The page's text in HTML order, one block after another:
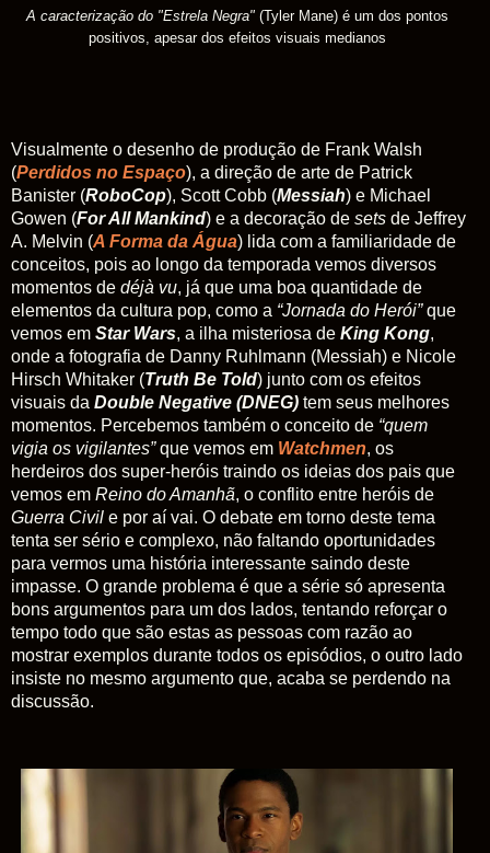
A caracterização do "Estrela Negra"(Tyler Mane) é um dos pontos
positivos, apesar dos efeitos visuais medianos
Visualmente o desenho de produção de Frank Walsh
(Perdidos no Espaço), a direção de arte de Patrick
Banister (RoboCop), Scott Cobb (Messiah) e Michael
Gowen (For All Mankind) e a decoração de sets de Jeffrey
A. Melvin (A Forma da Água) lida com a familiaridade de
conceitos, pois ao longo da temporada vemos diversos
momentos de déjà vu, já que uma boa quantidade de
elementos da cultura pop, como a “Jornada do Herói”que
vemos em Star Wars, a ilha misteriosa de King Kong,
onde a fotografia de Danny Ruhlmann (Messiah) e Nicole
Hirsch Whitaker (Truth Be Told) junto com os efeitos
visuais da Double Negative (DNEG) tem seus melhores
momentos. Percebemos também o conceito de “quem
vigia os vigilantes”que vemos em Watchmen, os
herdeiros dos super-heróis traindo os ideias dos pais que
vemos em Reino do Amanhã, o conflito entre heróis de
Guerra Civil e por aí vai. O debate em torno deste tema
tenta ser sério e complexo, não faltando oportunidades
para vermos uma história interessante saindo deste
impasse. O grande problema é que a série só apresenta
bons argumentos para um dos lados, tentando reforçar o
tempo todo que são estas as pessoas com razão ao
mostrar exemplos durante todos os episódios, o outro lado
insiste no mesmo argumento que, acaba se perdendo na
discussão.